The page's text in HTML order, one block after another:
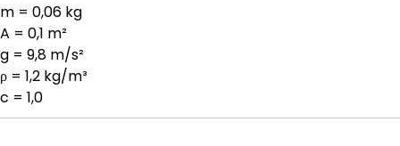
m = 0,06 kg
A = 0,1 m²
g = 9,8 m/s²
ρ = 1,2 kg/m³
c = 1,0